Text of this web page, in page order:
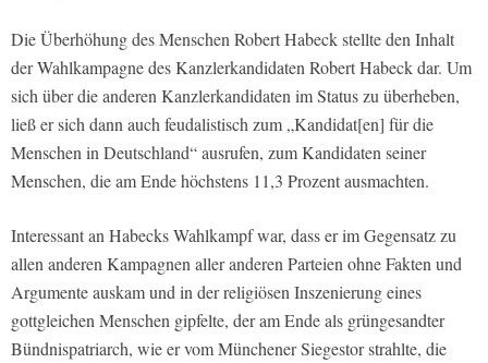
Die Überhöhung des Menschen Robert Habeck stellte den Inhalt
der Wahlkampagne des Kanzlerkandidaten Robert Habeck dar. Um
sich über die anderen Kanzlerkandidaten im Status zu überheben,
ließ er sich dann auch feudalistisch zum „Kandidat[en] für die
Menschen in Deutschland“ ausrufen, zum Kandidaten seiner
Menschen, die am Ende höchstens 11,3 Prozent ausmachten.
Interessant an Habecks Wahlkampf war, dass er im Gegensatz zu
allen anderen Kampagnen aller anderen Parteien ohne Fakten und
Argumente auskam und in der religiösen Inszenierung eines
gottgleichen Menschen gipfelte, der am Ende als grüngesandter
Bündnispatriarch, wie er vom Münchener Siegestor strahlte, die